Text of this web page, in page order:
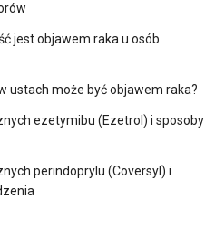
jest objawem raka u osób
ustach może być objawem raka?
ezetymibu (Ezetrol) i sposoby
perindoprylu (Coversyl) i